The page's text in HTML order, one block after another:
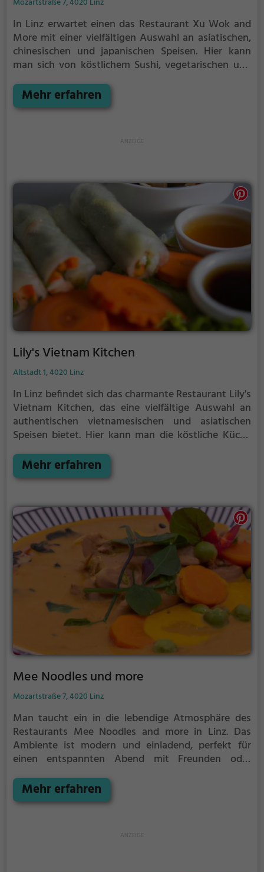
In Linz erwartet einen das Restaurant Xu Wok and
More mit einer vielfältigen Auswahl an asiatischen,
chinesischen und japanischen Speisen. Hier kann
man sich von köstlichem Sushi, vegetarischen und
gestaltete Ambiente lädt zum Verweilen ein und die
umfangreiche Getränkekarte komplettiert das
Mehr erfahren
Lily's Vietnam Kitchen
Altstadt 1, 4020 Linz
In Linz befindet sich das charmante Restaurant Lily's
Vietnam Kitchen, das eine vielfältige Auswahl an
authentischen vietnamesischen und asiatischen
Speisen bietet. Hier kann man die köstliche Küche
vegetarischen und veganen Gerichten wählen. Die
gemütliche Atmosphäre lädt dazu ein, sich
Geschmackswelt Asiens einzutauchen. Ob alleine,
mit Freunden oder der Familie, hier ist für jeden
etwas dabei. Lily's Vietnam Kitchen verspricht
einzigartige Geschmackserlebnisse und eine
angenehme Zeit in Linz.
Mehr erfahren
Mee Noodles und more
Mozartstraße 7, 4020 Linz
Man taucht ein in die lebendige Atmosphäre des
Restaurants Mee Noodles and more in Linz. Das
Ambiente ist modern und einladend, perfekt für
einen entspannten Abend mit Freunden oder
asiatischen Gerichten und vegetarischen Optionen,
die mit frischen Zutaten zubereitet werden. Ob man
Mehr erfahren